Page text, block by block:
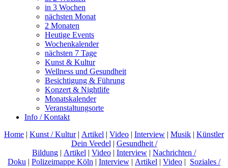
in 3 Wochen
nächsten Monat
2 Monaten
Heutige Events
Wochenkalender
nächsten 7 Tage
Kunst & Kultur
Wellness und Gesundheit
Besichtigung & Führung
Konzert & Nightlife
Monatskalender
Veranstaltungsorte
Info / Kontakt
Home | Kunst / Kultur| Artikel | Video | Interview | Musik | Künstler
Dein Veedel | Gesundheit /
Bildung | Artikel | Video | Interview | Nachrichten /
Doku | Polizeimappe Köln | Interview | Artikel | Video | Soziales /